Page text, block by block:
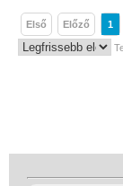
Első Előző 1